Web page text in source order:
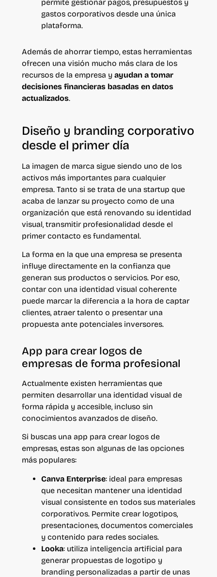
permite gestionar pagos, presupuestos y
gastos corporativos desde una única
plataforma.
Además de ahorrar tiempo, estas herramientas
ofrecen una visión mucho más clara de los
recursos de la empresa yayudan a tomar
decisiones financieras basadas en datos
actualizados.
Diseño y branding corporativo
desde el primer día
La imagen de marca sigue siendo uno de los
activos más importantes para cualquier
empresa. Tanto si se trata de una startup que
acaba de lanzar su proyecto como de una
organización que está renovando su identidad
visual, transmitir profesionalidad desde el
primer contacto es fundamental.
La forma en la que una empresa se presenta
influye directamente en la confianza que
generan sus productos o servicios. Por eso,
contar con una identidad visual coherente
puede marcar la diferencia a la hora de captar
clientes, atraer talento o presentar una
propuesta ante potenciales inversores.
App para crear logos de
empresas de forma profesional
Actualmente existen herramientas que
permiten desarrollar una identidad visual de
forma rápida y accesible, incluso sin
conocimientos avanzados de diseño.
Si buscas una app para crear logos de
empresas, estas son algunas de las opciones
más populares:
Canva Enterprise: ideal para empresas
que necesitan mantener una identidad
visual consistente en todos sus materiales
corporativos. Permite crear logotipos,
presentaciones, documentos comerciales
y contenido para redes sociales.
Looka: utiliza inteligencia artificial para
generar propuestas de logotipo y
branding personalizadas a partir de unas